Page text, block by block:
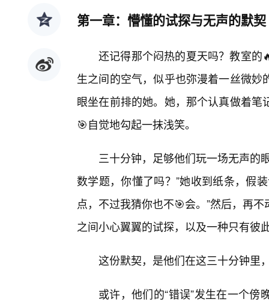
第一章：懵懂的试探与无声的默契
还记得那个闷热的夏天吗？教室的
生之间的空气，似乎也弥漫着一丝微
眼坐在前排的她。她，那个认真做着
🎯自觉地勾起一抹浅笑。
三十分钟，足够他们玩一场无声的
数学题，你懂了吗？”她收到纸条，假
点，不过我猜你也不🎯会。”然后，再
之间小心翼翼的试探，以及一种只有彼
这份默契，是他们在这三十分钟里
或许，他们的“错误”发生在一个